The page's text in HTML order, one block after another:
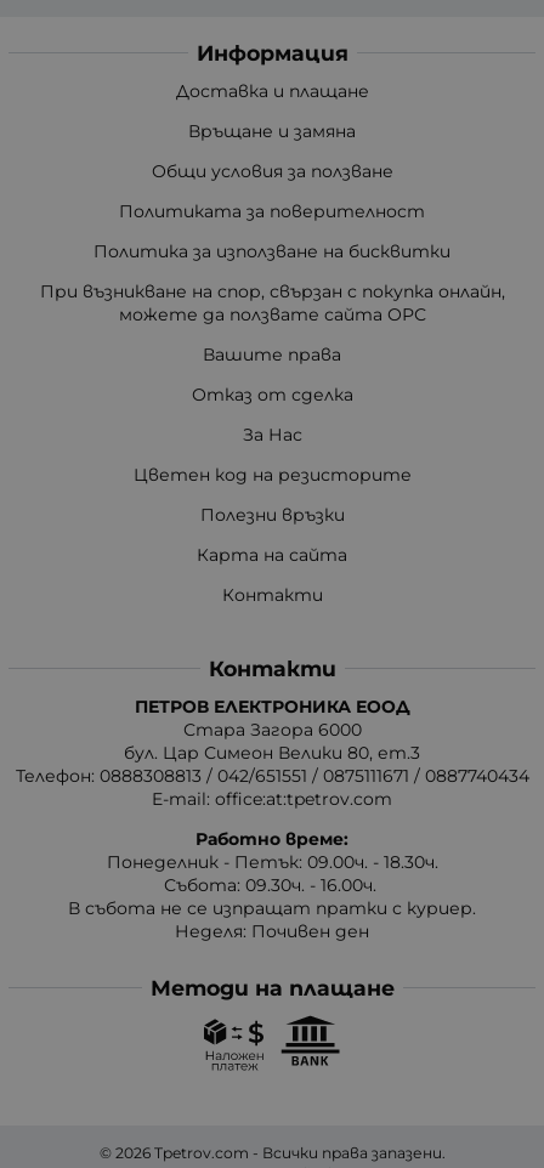
Информация
Доставка и плащане
Връщане и замяна
Общи условия за ползване
Политиката за поверителност
Политика за използване на бисквитки
При възникване на спор, свързан с покупка онлайн,
можете да ползвате сайта ОРС
Вашите права
Отказ от сделка
За Нас
Цветен код на резисторите
Полезни връзки
Карта на сайта
Контакти
Контакти
ПЕТРОВ ЕЛЕКТРОНИКА ЕООД
Стара Загора 6000
бул. Цар Симеон Велики 80, ет.3
Телефон: 0888308813 / 042/651551 / 0875111671 / 0887740434
E-mail: office:at:tpetrov.com
Работно време:
Понеделник - Петък: 09.00ч. - 18.30ч.
Събота: 09.30ч. - 16.00ч.
В събота не се изпращат пратки с куриер.
Неделя: Почивен ден
Методи на плащане
© 2026 Tpetrov.com - Всички права запазени.